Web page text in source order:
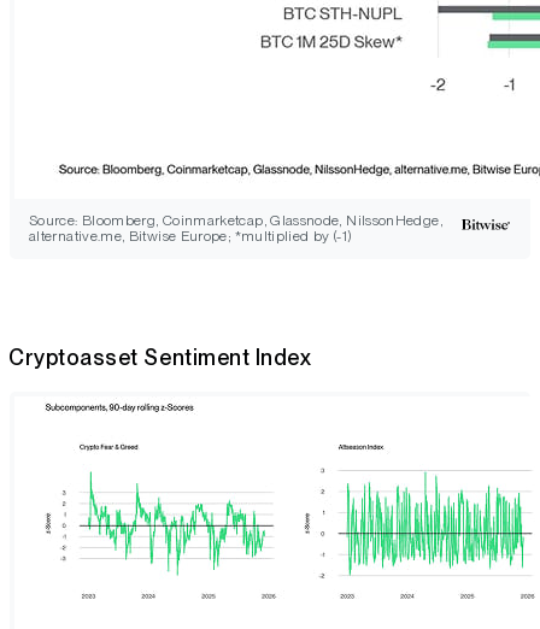
Source: Bloomberg, Coinmarketcap, Glassnode, NilssonHedge,
alternative.me, Bitwise Europe; *multiplied by (-1)
Cryptoasset Sentiment Index